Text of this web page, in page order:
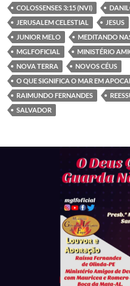
o
o
k
A
p
p
g
er
COLOSSENSES 3:15 (NVI)
JERUSALEM CELESTIAL
JESUS
JUNIOR MELO
MEDITANDO
MGLFOFICIAL
MINISTÉRIO
NOVA TERRA
NOVOS CÉUS
O QUE SIGNIFICA O MAR EM
RAIMUNDO FERNANDES
SALVADOR